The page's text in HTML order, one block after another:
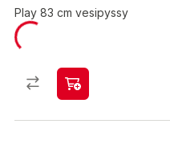
Play 83 cm vesipyssy